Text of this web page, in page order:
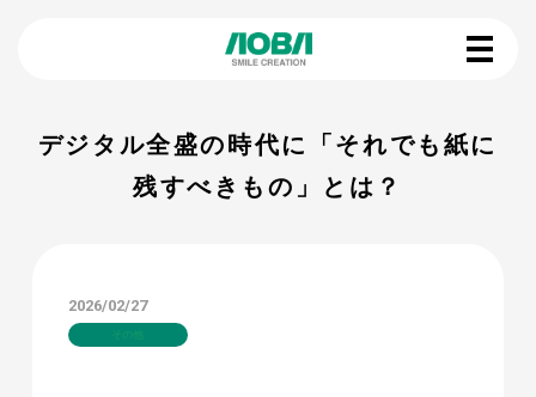
デジタル全盛の時代に「それでも紙に
残すべきもの」とは？
2026/02/27